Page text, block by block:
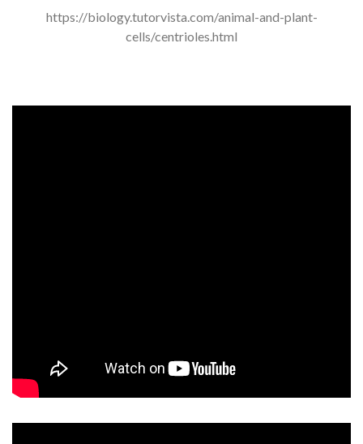
https://biology.tutorvista.com/animal-and-plant-
cells/centrioles.html